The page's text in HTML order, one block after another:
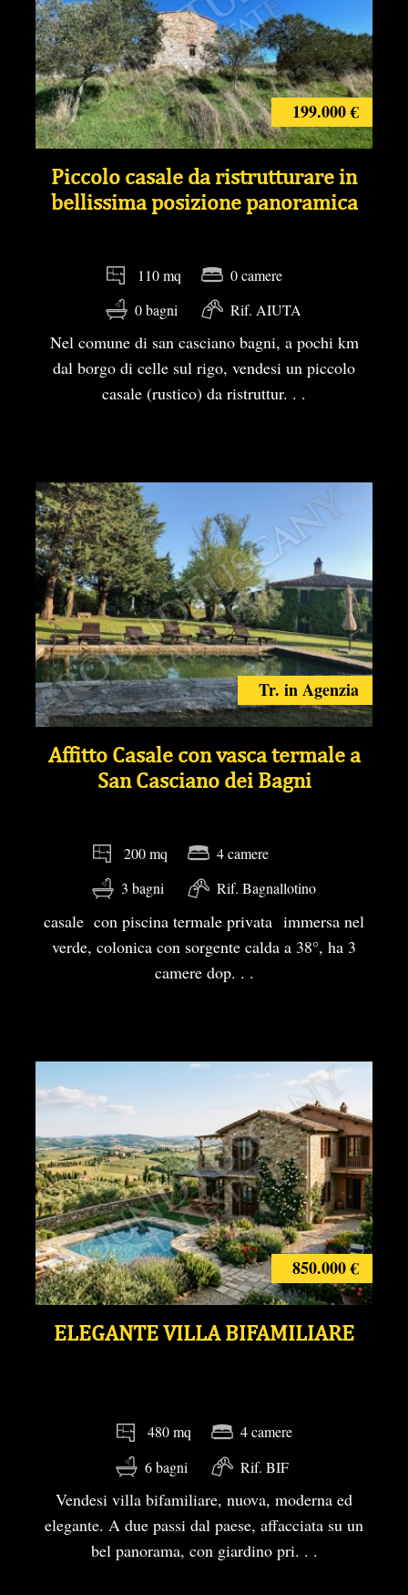
199.000 €
Piccolo casale da ristrutturare in
bellissima posizione panoramica
110 mq
0 bagni
0 camere
Rif. AIUTA
Nel comune di san casciano bagni, a pochi km
dal borgo di celle sul rigo, vendesi un piccolo
casale (rustico) da ristruttur. . .
Tr. in Agenzia
Affitto Casale con vasca termale a
San Casciano dei Bagni
200 mq
3 bagni
4 camere
Rif. Bagnallotino
casale con piscina termale privata immersa nel
verde, colonica con sorgente calda a 38°, ha 3
camere dop. . .
850.000 €
ELEGANTE VILLA BIFAMILIARE
480 mq
6 bagni
4 camere
Rif. BIF
Vendesi villa bifamiliare, nuova, moderna ed
elegante. A due passi dal paese, affacciata su un
bel panorama, con giardino pri. . .